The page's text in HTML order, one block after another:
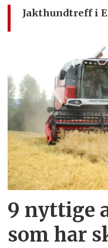
Jakthundtreff i
9 nyttige
som har